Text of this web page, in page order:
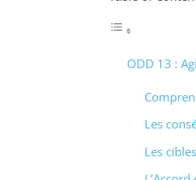
ODD 13 :
Les
Les